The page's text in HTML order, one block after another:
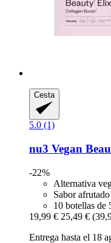
Cesta
5.0 (1)
nu3 Vegan
-22%
Alternativa
Sabor afrutado
10 botellas de
19,99 € 25,49 €
Entrega hasta el 18